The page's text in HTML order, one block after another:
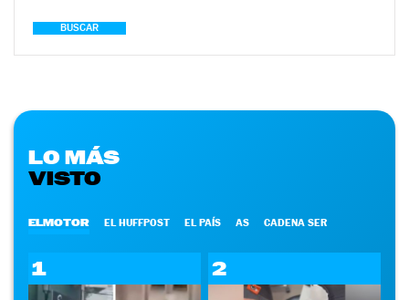
BUSCAR
LO MÁS
VISTO
ELMOTOR EL HUFFPOST EL PAÍS AS CADENA SER
1 2